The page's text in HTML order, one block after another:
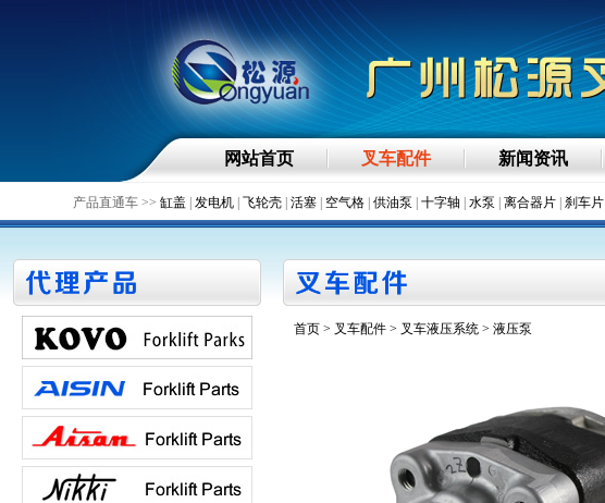
网站首页 叉车配件 新闻资讯
产品直通车 >> 缸盖 发电机 飞轮壳 活塞 空气格 供油泵 十字轴 水泵 离合器片 刹车片
首页 > 叉车配件 > 叉车液压系统 > 液压泵